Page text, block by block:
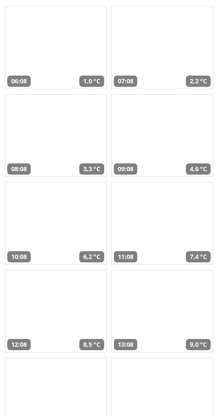
06:08 1,0 °C 07:08 2,2 °C
08:08 3,3 °C 09:08 4,6 °C
10:08 6,2 °C 11:08 7,4 °C
12:08 8,5 °C 13:08 9,0 °C